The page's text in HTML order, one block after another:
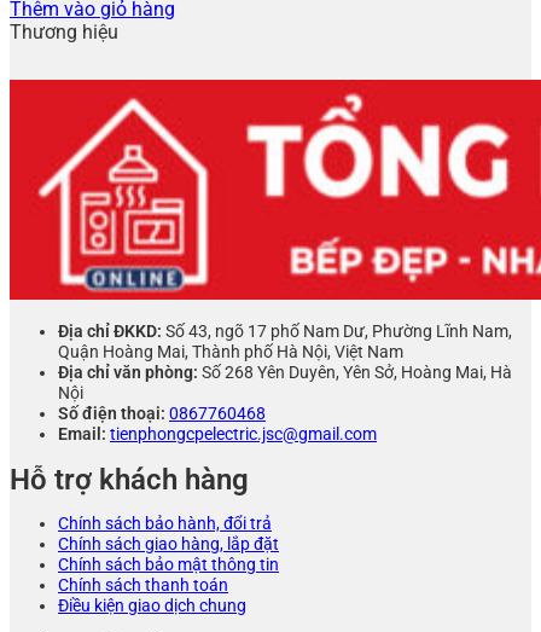
Thêm vào giỏ hàng
Thương hiệu
Địa chỉ ĐKKD: Số 43, ngõ 17 phố Nam Dư, Phường Lĩnh Nam,
Quận Hoàng Mai, Thành phố Hà Nội, Việt Nam
Địa chỉ văn phòng: Số 268 Yên Duyên, Yên Sở, Hoàng Mai, Hà
Nội
Số điện thoại: 0867760468
Email: tienphongcpelectric.jsc@gmail.com
Hỗ trợ khách hàng
Chính sách bảo hành, đổi trả
Chính sách giao hàng, lắp đặt
Chính sách bảo mật thông tin
Chính sách thanh toán
Điều kiện giao dịch chung